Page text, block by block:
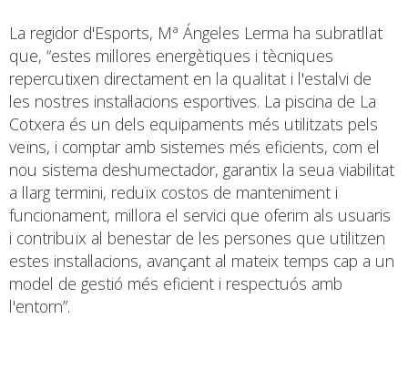
La regidor d'Esports, Mª Ángeles Lerma ha subratllat
que, “estes millores energètiques i tècniques
repercutixen directament en la qualitat i l'estalvi de
les nostres instal·lacions esportives. La piscina de La
Cotxera és un dels equipaments més utilitzats pels
veïns, i comptar amb sistemes més eficients, com el
nou sistema deshumectador, garantix la seua viabilitat
a llarg termini, reduïx costos de manteniment i
funcionament, millora el servici que oferim als usuaris
i contribuïx al benestar de les persones que utilitzen
estes instal·lacions, avançant al mateix temps cap a un
model de gestió més eficient i respectuós amb
l'entorn”.